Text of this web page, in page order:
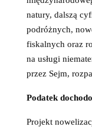
natury, dalszą
podróżnych,
fiskalnych oraz
na usługi
przez Sejm,
Podatek
Projekt